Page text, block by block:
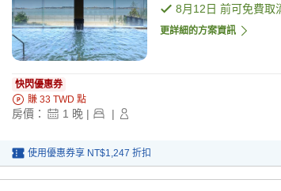
8月12日 前可免費取
更詳細的方案資訊
快閃優惠券
賺 33 TWD 點
房價： 1 晚 | |
使用優惠券享 NT$1,247 折扣